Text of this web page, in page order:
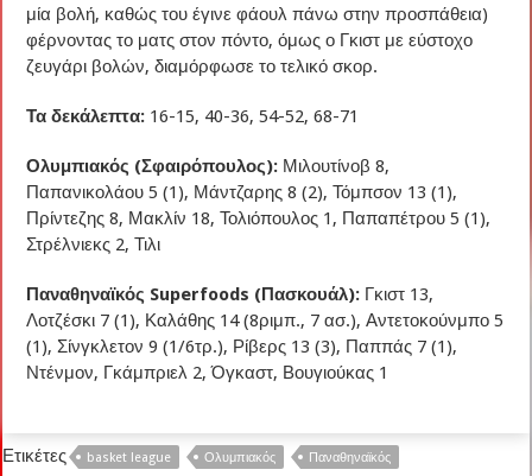
μία βολή, καθώς του έγινε φάουλ πάνω στην προσπάθεια)
φέρνοντας το ματς στον πόντο, όμως ο Γκιστ με εύστοχο
ζευγάρι βολών, διαμόρφωσε το τελικό σκορ.
Τα δεκάλεπτα: 16-15, 40-36, 54-52, 68-71
Ολυμπιακός (Σφαιρόπουλος): Μιλουτίνοβ 8,
Παπανικολάου 5 (1), Μάντζαρης 8 (2), Τόμπσον 13 (1),
Πρίντεζης 8, Μακλίν 18, Τολιόπουλος 1, Παπαπέτρου 5 (1),
Στρέλνιεκς 2, Τιλι
Παναθηναϊκός Superfoods (Πασκουάλ): Γκιστ 13,
Λοτζέσκι 7 (1), Καλάθης 14 (8ριμπ., 7 ασ.), Αντετοκούνμπο 5
(1), Σίνγκλετον 9 (1/6τρ.), Ρίβερς 13 (3), Παππάς 7 (1),
Ντένμον, Γκάμπριελ 2, Όγκαστ, Βουγιούκας 1
Ετικέτες basket league Ολυμπιακός Παναθηναϊκός